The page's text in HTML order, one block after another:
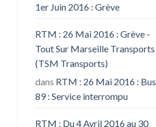
1er Juin 2016 : Grève
RTM : 26 Mai 2016 : Grève -
Tout Sur Marseille Transports
(TSM Transports)
dans RTM : 26 Mai 2016 : Bus
89 : Service interrompu
RTM : Du 4 Avril 2016 au 30